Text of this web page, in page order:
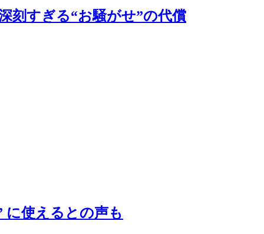
刻すぎる“お騒がせ”の代償
に使えるとの声も